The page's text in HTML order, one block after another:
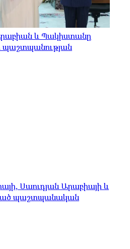
և Պակիստանը
պաշտպանության
Սաուդյան Արաբիայի և
պաշտպանական